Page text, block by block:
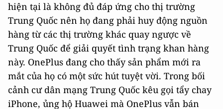
hiện tại là không đủ đáp ứng cho thị trường
Trung Quốc nên họ đang phải huy động nguồn
hàng từ các thị trường khác quay ngược về
Trung Quốc để giải quyết tình trạng khan hàng
này. OnePlus đang cho thấy sản phẩm mới ra
mắt của họ có một sức hút tuyệt vời. Trong bối
cảnh cư dân mạng Trung Quốc kêu gọi tẩy chay
iPhone, ủng hộ Huawei mà OnePlus vẫn bán